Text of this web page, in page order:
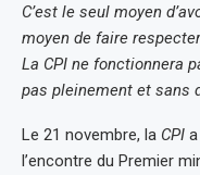
C’est le seul moyen
moyen de faire
La CPI ne fonctionnera
pas pleinement et sans
Le 21 novembre, la CPI
l’encontre du Premier